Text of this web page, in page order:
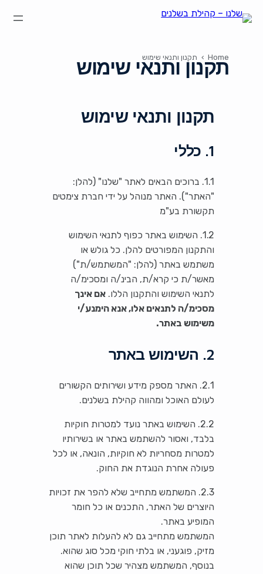
לדלג
לתוכן
Home
› תקנון ותנאי שימוש
תקנון ותנאי שימוש
תקנון ותנאי שימוש
1. כללי
1.1. ברוכים הבאים לאתר "שלנו" (להלן:
"האתר"). האתר מנוהל על ידי חברת צימטים
תקשורת בע"מ
1.2. השימוש באתר כפוף לתנאי השימוש
והתקנון המפורטים להלן. כל גולש או
משתמש באתר (להלן: "המשתמש/ת")
מאשר/ת כי קרא/ת, הבינ/ה ומסכימ/ה
לתנאי השימוש והתקנון הללו. אם אינך
מסכימ/ה לתנאים אלו, אנא הימנע/י
משימוש באתר.
2. השימוש באתר
2.1. האתר מספק מידע ושירותים הקשורים
לעולם האוכל ומהווה קהילת בשלנים.
2.2. השימוש באתר נועד למטרות חוקיות
בלבד, ואסור להשתמש באתר או בשירותיו
למטרות מסחריות לא חוקיות, הונאה, או לכל
פעולה אחרת הנוגדת את החוק.
2.3. המשתמש מתחייב שלא להפר את זכויות
היוצרים של האתר, התכנים או כל חומר
המופיע באתר.
המשתמש מתחייב גם לא להעלות לאתר תוכן
מזיק, פוגעני, או בלתי חוקי מכל סוג שהוא.
בנוסף, המשתמש מצהיר שכל תוכן שהוא